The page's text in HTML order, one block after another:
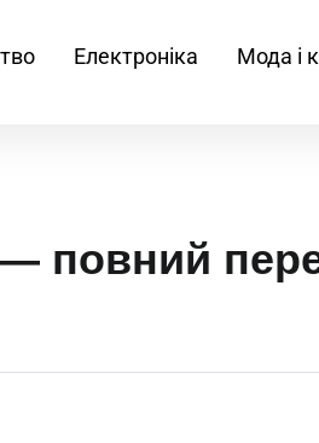
Електроніка Мода і
— повний